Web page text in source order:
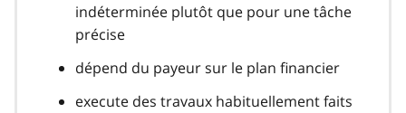
indéterminée plutôt que pour une tâche
précise
dépend du payeur sur le plan financier
execute des travaux habituellement faits